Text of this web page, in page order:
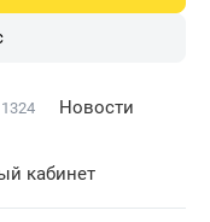
1324 Новости
кабинет